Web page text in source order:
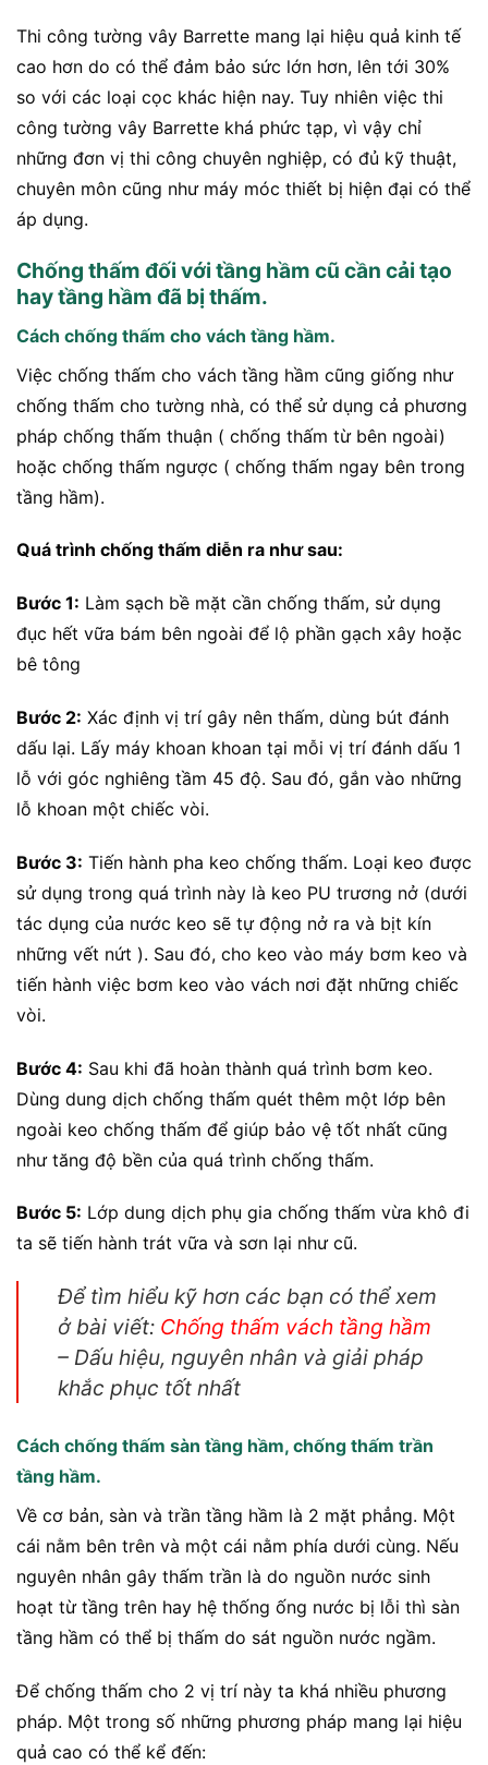
Thi công tường vây Barrette mang lại hiệu quả kinh tế
cao hơn do có thể đảm bảo sức lớn hơn, lên tới 30%
so với các loại cọc khác hiện nay. Tuy nhiên việc thi
công tường vây Barrette khá phức tạp, vì vậy chỉ
những đơn vị thi công chuyên nghiệp, có đủ kỹ thuật,
chuyên môn cũng như máy móc thiết bị hiện đại có thể
áp dụng.
Chống thấm đối với tầng hầm cũ cần cải tạo
hay tầng hầm đã bị thấm.
Cách chống thấm cho vách tầng hầm.
Việc chống thấm cho vách tầng hầm cũng giống như
chống thấm cho tường nhà, có thể sử dụng cả phương
pháp chống thấm thuận ( chống thấm từ bên ngoài)
hoặc chống thấm ngược ( chống thấm ngay bên trong
tầng hầm).
Quá trình chống thấm diễn ra như sau:
Bước 1: Làm sạch bề mặt cần chống thấm, sử dụng
đục hết vữa bám bên ngoài để lộ phần gạch xây hoặc
bê tông
Bước 2: Xác định vị trí gây nên thấm, dùng bút đánh
dấu lại. Lấy máy khoan khoan tại mỗi vị trí đánh dấu 1
lỗ với góc nghiêng tầm 45 độ. Sau đó, gắn vào những
lỗ khoan một chiếc vòi.
Bước 3: Tiến hành pha keo chống thấm. Loại keo được
sử dụng trong quá trình này là keo PU trương nở (dưới
tác dụng của nước keo sẽ tự động nở ra và bịt kín
những vết nứt ). Sau đó, cho keo vào máy bơm keo và
tiến hành việc bơm keo vào vách nơi đặt những chiếc
vòi.
Bước 4: Sau khi đã hoàn thành quá trình bơm keo.
Dùng dung dịch chống thấm quét thêm một lớp bên
ngoài keo chống thấm để giúp bảo vệ tốt nhất cũng
như tăng độ bền của quá trình chống thấm.
Bước 5: Lớp dung dịch phụ gia chống thấm vừa khô đi
ta sẽ tiến hành trát vữa và sơn lại như cũ.
Để tìm hiểu kỹ hơn các bạn có thể xem
ở bài viết: Chống thấm vách tầng hầm
– Dấu hiệu, nguyên nhân và giải pháp
khắc phục tốt nhất
Cách chống thấm sàn tầng hầm, chống thấm trần
tầng hầm.
Về cơ bản, sàn và trần tầng hầm là 2 mặt phẳng. Một
cái nằm bên trên và một cái nằm phía dưới cùng. Nếu
nguyên nhân gây thấm trần là do nguồn nước sinh
hoạt từ tầng trên hay hệ thống ống nước bị lỗi thì sàn
tầng hầm có thể bị thấm do sát nguồn nước ngầm.
Để chống thấm cho 2 vị trí này ta khá nhiều phương
pháp. Một trong số những phương pháp mang lại hiệu
quả cao có thể kể đến: